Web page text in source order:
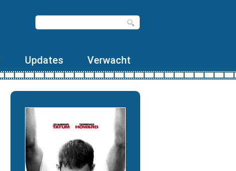
Updates Verwacht